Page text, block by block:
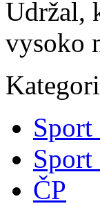
Udržal,
vysoko
Sport
Sport
ČP